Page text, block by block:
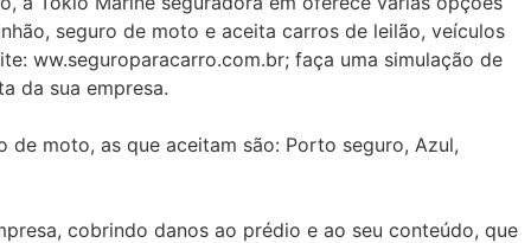
seguro de moto e aceita carros de leilão, veículos
ww.seguroparacarro.com.br; faça uma simulação de
da sua empresa.
moto, as que aceitam são: Porto seguro, Azul,
cobrindo danos ao prédio e ao seu conteúdo, que